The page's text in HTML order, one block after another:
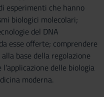
esperimenti che hanno
biologici molecolari;
del DNA
esse offerte; comprendere
base della regolazione
delle biologia
moderna.